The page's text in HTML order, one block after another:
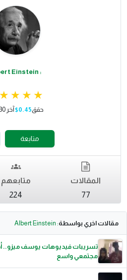
: Albert Einstein
حقق$0.45آخر 30 يومًا
متابعة
المقالات
77
متابعهم
224
مقالات اخري بواسطة: Albert Einstein
تسريبات فيديوهات يوسف ميزو..
مجتمعي واسع